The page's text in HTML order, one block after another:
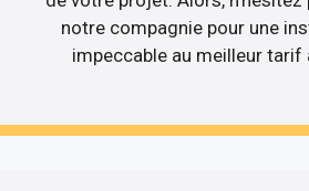
notre compagnie pour une
impeccable au meilleur tarif